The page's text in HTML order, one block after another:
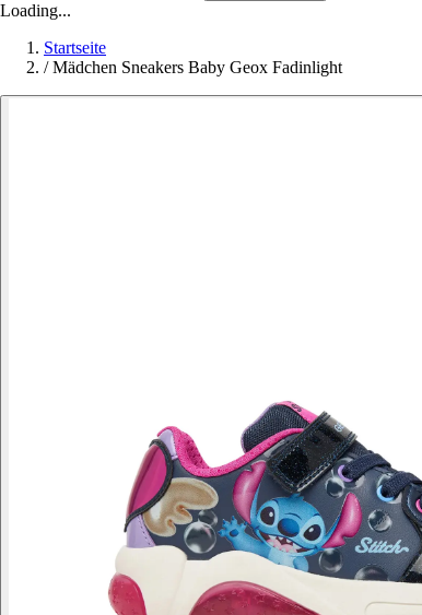
Loading...
Startseite
/ Mädchen Sneakers Baby Geox Fadinlight